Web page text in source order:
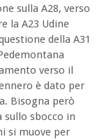
sulla A28, verso
la A23 Udine
della A31
verso il
è dato per
Bisogna però
sullo sbocco in
si muove per